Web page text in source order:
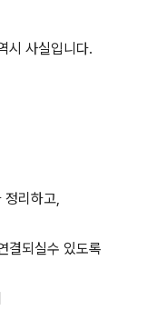
시 사실입니다.
정리하고,
결되실수 있도록